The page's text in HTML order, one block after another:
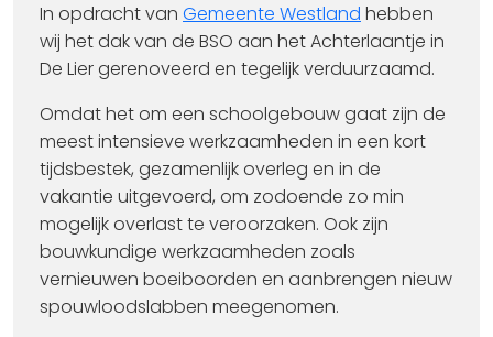
In opdracht van Gemeente Westland hebben
wij het dak van de BSO aan het Achterlaantje in
De Lier gerenoveerd en tegelijk verduurzaamd.
Omdat het om een schoolgebouw gaat zijn de
meest intensieve werkzaamheden in een kort
tijdsbestek, gezamenlijk overleg en in de
vakantie uitgevoerd, om zodoende zo min
mogelijk overlast te veroorzaken. Ook zijn
bouwkundige werkzaamheden zoals
vernieuwen boeiboorden en aanbrengen nieuw
spouwloodslabben meegenomen.